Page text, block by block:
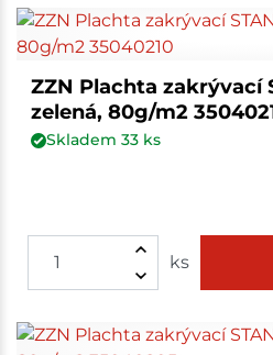
ZZN Plachta zakrývací
zelená, 80g/m2
Skladem 33ks
ks